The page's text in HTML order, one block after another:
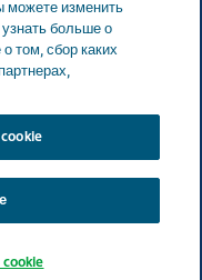
мг/г
изменить
больше о
том, сбор каких